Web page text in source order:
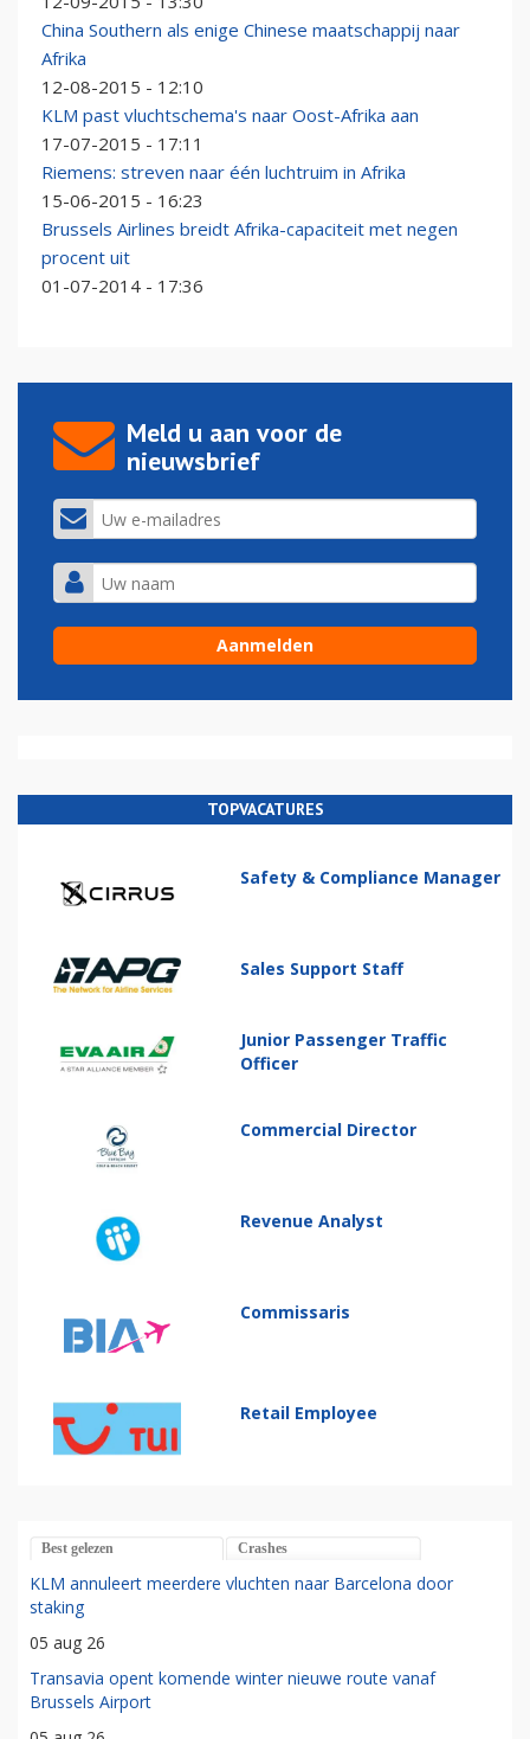
China Southern als enige Chinese maatschappij naar
Afrika
12-08-2015 - 12:10
KLM past vluchtschema's naar Oost-Afrika aan
17-07-2015 - 17:11
Riemens: streven naar één luchtruim in Afrika
15-06-2015 - 16:23
Brussels Airlines breidt Afrika-capaciteit met negen
procent uit
01-07-2014 - 17:36
Meld u aan voor de
nieuwsbrief
TOPVACATURES
Safety & Compliance Manager
Sales Support Staff
Junior Passenger Traffic
Officer
Commercial Director
Revenue Analyst
Commissaris
Retail Employee
Best gelezen Crashes
KLM annuleert meerdere vluchten naar Barcelona door
staking
05 aug 26
Transavia opent komende winter nieuwe route vanaf
Brussels Airport